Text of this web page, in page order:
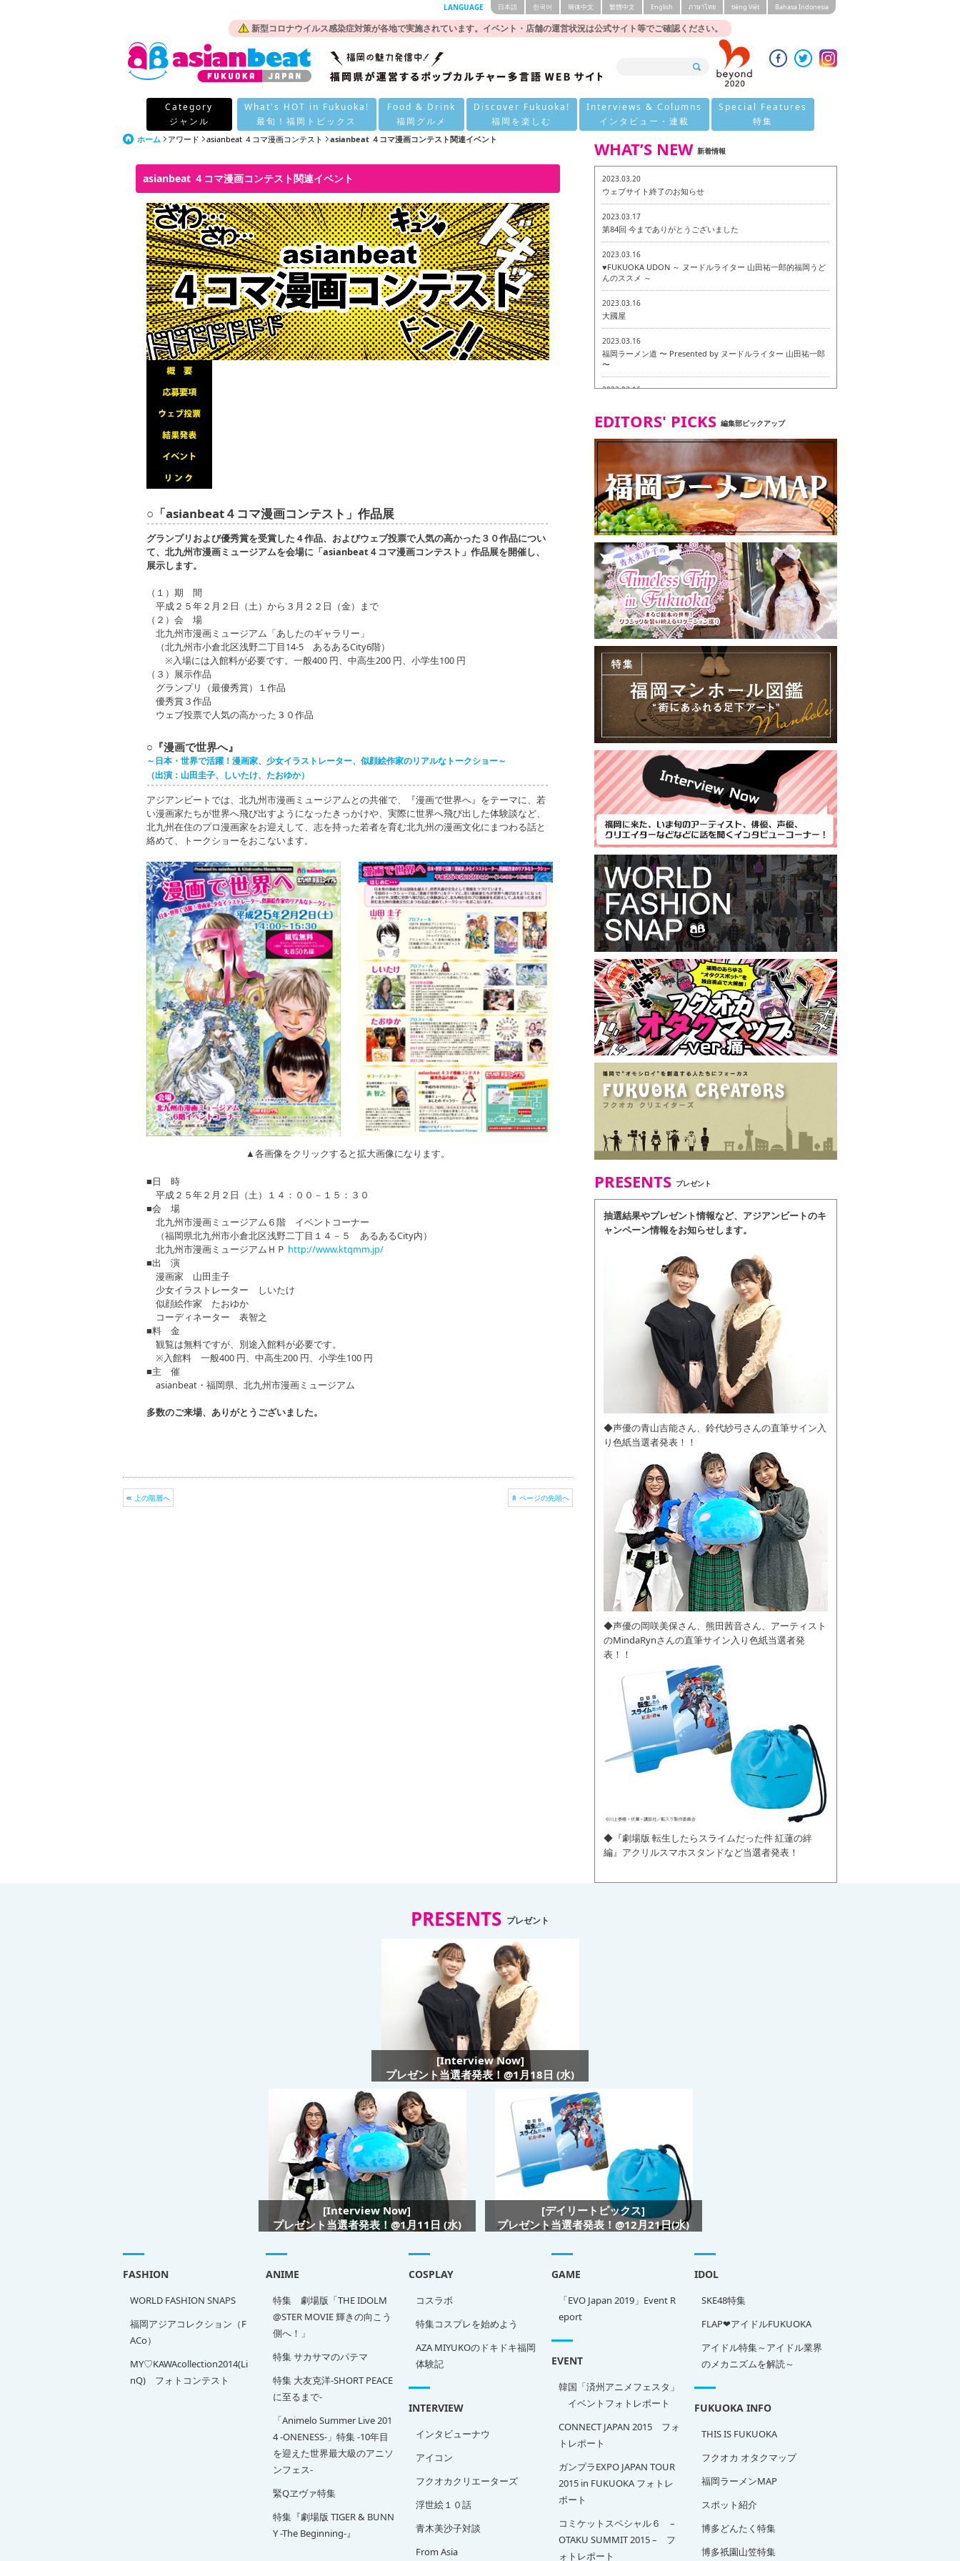
新型コロナウイルス感染症対策が各地で実施されています。イベント・店舗の運営状況は公式サイト等でご確認ください。
LANGUAGE 日本語 한국어 簡体中文 繁體中文 English ภาษาไทย tiéng Viêt Bahasa Indonesia
Category
ジャンル
What's HOT in Fukuoka!
最旬！福岡トピックス
Food & Drink
福岡グルメ
Discover Fukuoka!
福岡を楽しむ
Interviews & Columns
インタビュー・連載
Special Features
特集
ホーム アワード asianbeat ４コマ漫画コンテスト asianbeat ４コマ漫画コンテスト関連イベント
asianbeat ４コマ漫画コンテスト関連イベント
○「asianbeat４コマ漫画コンテスト」作品展
グランプリおよび優秀賞を受賞した４作品、およびウェブ投票で人気の高かった３０作品につい
て、北九州市漫画ミュージアムを会場に「asianbeat４コマ漫画コンテスト」作品展を開催し、
展示します。
（１）期 間
平成２５年２月２日（土）から３月２２日（金）まで
（２）会 場
北九州市漫画ミュージアム「あしたのギャラリー」
（北九州市小倉北区浅野二丁目14-5 あるあるCity6階）
※入場には入館料が必要です。一般400 円、中高生200 円、小学生100 円
（３）展示作品
グランプリ（最優秀賞）１作品
優秀賞３作品
ウェブ投票で人気の高かった３０作品
○『漫画で世界へ』
～日本・世界で活躍！漫画家、少女イラストレーター、似顔絵作家のリアルなトークショー～
（出演：山田圭子、しいたけ、たおゆか）
アジアンビートでは、北九州市漫画ミュージアムとの共催で、『漫画で世界へ』をテーマに、若
い漫画家たちが世界へ飛び出すようになったきっかけや、実際に世界へ飛び出した体験談など、
北九州在住のプロ漫画家をお迎えして、志を持った若者を育む北九州の漫画文化にまつわる話と
絡めて、トークショーをおこないます。
▲各画像をクリックすると拡大画像になります。
■日 時
平成２５年２月２日（土）１４：００－１５：３０
■会 場
北九州市漫画ミュージアム６階 イベントコーナー
（福岡県北九州市小倉北区浅野二丁目１４－５ あるあるCity内）
北九州市漫画ミュージアムＨＰ http://www.ktqmm.jp/
■出 演
漫画家 山田圭子
少女イラストレーター しいたけ
似顔絵作家 たおゆか
コーディネーター 表智之
■料 金
観覧は無料ですが、別途入館料が必要です。
※入館料 一般400 円、中高生200 円、小学生100 円
■主 催
asianbeat・福岡県、北九州市漫画ミュージアム
多数のご来場、ありがとうございました。
上の階層へ ページの先頭へ
WHAT’S NEW 新着情報
2023.03.20
ウェブサイト終了のお知らせ
2023.03.17
第84回 今までありがとうございました
2023.03.16
♥FUKUOKA UDON ～ ヌードルライター 山田祐一郎的福岡うど
んのススメ ～
2023.03.16
大國屋
2023.03.16
福岡ラーメン道 〜 Presented by ヌードルライター 山田祐一郎
〜
2023.03.16
2023.03.07
ヴィーガン・ベジタリアンメニュー試食ツアー in 福岡市
2023.03.07
磯ぎよからず 博多本店 〜 ヴィーガン・ベジタリアンメニュー試
食ツアー in 福岡市！〜
2023.03.02
リトルスタンド大名店 〜 ヴィーガン・ベジタリアンメニュー
試食ツアー in 福岡市！〜
2023.02.28
東筑軒 折尾本社うどん店
EDITORS' PICKS 編集部ピックアップ
PRESENTS プレゼント
抽選結果やプレゼント情報など、アジアンビートのキ
ャンペーン情報をお知らせします。
◆声優の青山吉能さん、鈴代紗弓さんの直筆サイン入
り色紙当選者発表！！
◆声優の岡咲美保さん、熊田茜音さん、アーティスト
のMindaRynさんの直筆サイン入り色紙当選者発
表！！
◆『劇場版 転生したらスライムだった件 紅蓮の絆
編』アクリルスマホスタンドなど当選者発表！
PRESENTS プレゼント
[Interview Now]
プレゼント当選者発表！@1月18日 (水)
[Interview Now]
プレゼント当選者発表！@1月11日 (水)
[デイリートピックス]
プレゼント当選者発表！@12月21日(水)
FASHION
WORLD FASHION SNAPS
福岡アジアコレクション（F
ACo）
MY♡KAWAcollection2014(Li
nQ) フォトコンテスト
ANIME
特集 劇場版「THE IDOLM
@STER MOVIE 輝きの向こう
側へ！」
特集 サカサマのパテマ
特集 大友克洋-SHORT PEACE
に至るまで-
「Animelo Summer Live 201
4 -ONENESS-」特集 -10年目
を迎えた世界最大級のアニソ
ンフェス-
緊Qヱヴァ特集
特集『劇場版 TIGER & BUNN
Y -The Beginning-』
COSPLAY
コスラボ
特集コスプレを始めよう
AZA MIYUKOのドキドキ福岡
体験記
GAME
「EVO Japan 2019」Event R
eport
IDOL
SKE48特集
FLAP❤アイドルFUKUOKA
アイドル特集～アイドル業界
のメカニズムを解読～
EVENT
韓国「済州アニメフェスタ」
イベントフォトレポート
CONNECT JAPAN 2015 フォ
トレポート
ガンプラEXPO JAPAN TOUR
2015 in FUKUOKA フォトレ
ポート
コミケットスペシャル６ –
OTAKU SUMMIT 2015 – フ
ォトレポート
INTERVIEW
インタビューナウ
アイコン
フクオカクリエーターズ
浮世絵１０話
青木美沙子対談
From Asia
FUKUOKA INFO
THIS IS FUKUOKA
フクオカ オタクマップ
福岡ラーメンMAP
スポット紹介
博多どんたく特集
博多祇園山笠特集